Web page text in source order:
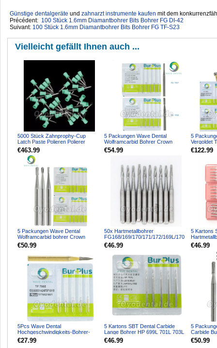
Günstige dentalgeräte ‎ und zahnarzt instrumente kaufen mit dem
Précédent: 100 Stück 1.6mm Diamantbohrer Bits Bohrer FG DI-42
Suivant: 100 Stück 1.6mm Diamantbohrer Bits Bohrer FG TF-S23
Vielleicht gefällt Ihnen auch ...
5000 Stück Zahnprophy-Cup
Latch Paste Polieren Polierer
Gummibecher für Zahnarzt
€463.99
5 Packungen Wave Dental
Wolframcarbid Bohrer Crown
Metallschneiden Gerade Fissur...
€54.99
5
Vergoldet
Bohrer
€122.99
5 Packungen Wave Dental
Wolframcarbid bohrer Crown
Entfernung Midwest Pear FG 33...
€50.99
50x Hartmetallbohrer
FG168/169/170/171/172/169L/170
L/171L für HP Handstück
€46.99
5 Kartons
K...
€46.99
5Pcs Wave Dental
Hochgeschwindigkeits-Bohrer-
Trimm-Finishing-Hartmetallbohrer
12...
€27.99
5 Kartons SBT Dental Carbide
Lange Bohrer HP 699L 701L 703L
Taper Flat End Cross...
€46.99
5
Carbide
€50.99